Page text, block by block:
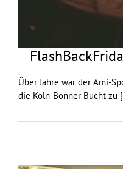
Über Jahre war der Ami-
die Köln-Bonner Bucht zu